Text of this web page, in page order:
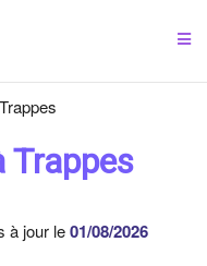
Trappes
Trappes
à jour le01/08/2026